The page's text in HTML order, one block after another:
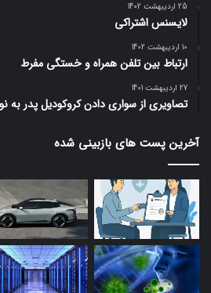
25 اردیبهشت 1402
لایسنس اشتراکی
10 اردیبهشت 1402
ارتباط بین تلفن همراه و خستگی مفرط
27 اردیبهشت 1401
تصاویری از سواری دادن کروکودیل پدر به
آخرین پست های بازبینی شده